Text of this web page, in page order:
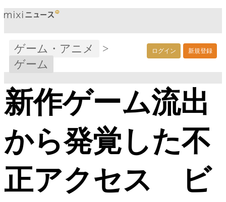
ログイン 新規登録
ゲーム・アニメ
>
ゲーム
新作ゲーム流出
から発覚した不
正アクセス ビ